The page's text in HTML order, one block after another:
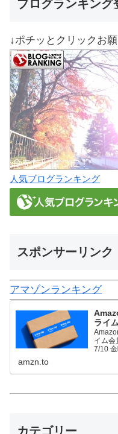
ブログランキン
↓ポチッとクリックお願
人気ブログランキング
スポンサーリンク
アマゾンランキング
ライ
イム会
7/10
amzn.to
カテゴリー